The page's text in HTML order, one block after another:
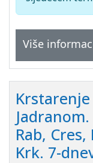
Više
Rab,
Krk. 7-